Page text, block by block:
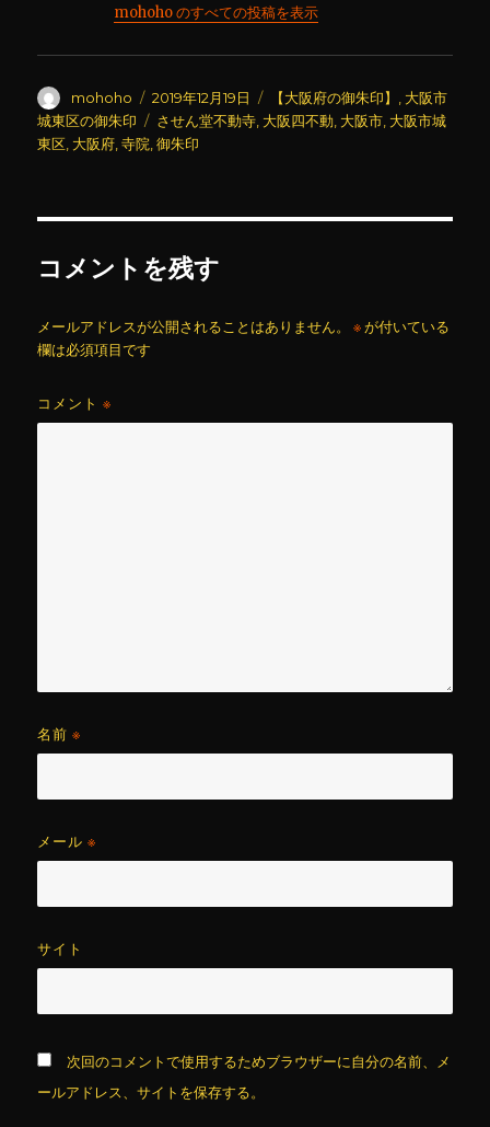
mohoho のすべての投稿を表示
投
稿
者
mohoho
投
稿
日:
2019年12月19日
カ
テ
【大阪府の御朱印】
大阪市
城東区の御朱印
タ
グ
させん堂不動寺 大阪四不動 大阪市 大阪市城
東区 大阪府 ,寺院 ,御朱印
コメントを残す
メールアドレスが公開されることはありません。 ※が付いている
欄は必須項目です
コメント※
名前※
メール※
サイト
次回のコメントで使用するためブラウザーに自分の名前、メ
ールアドレス、サイトを保存する。